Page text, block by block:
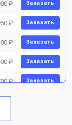
₽ Заказать
₽ Заказать
₽ Заказать
₽ Заказать
₽ Заказать
₽